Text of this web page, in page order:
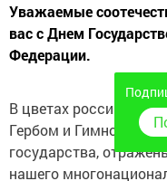
Уважаемые
вас с Днем
Федерации.
В цветах российского
Гербом и Гимном
государства,
нашего